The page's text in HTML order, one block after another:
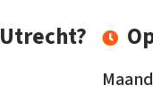
Utrecht?